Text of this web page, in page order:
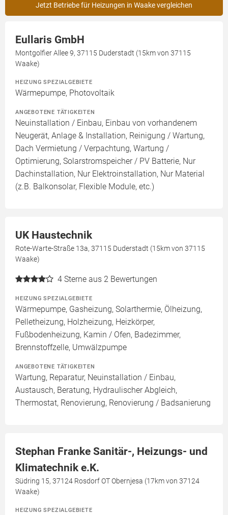
Jetzt Betriebe für Heizungen in Waake vergleichen
Eullaris GmbH
Montgolfier Allee 9, 37115 Duderstadt (15km von 37115
Waake)
HEIZUNG SPEZIALGEBIETE
Wärmepumpe, Photovoltaik
ANGEBOTENE TÄTIGKEITEN
Neuinstallation / Einbau, Einbau von vorhandenem
Neugerät, Anlage & Installation, Reinigung / Wartung,
Dach Vermietung / Verpachtung, Wartung /
Optimierung, Solarstromspeicher / PV Batterie, Nur
Dachinstallation, Nur Elektroinstallation, Nur Material
(z.B. Balkonsolar, Flexible Module, etc.)
UK Haustechnik
Rote-Warte-Straße 13a, 37115 Duderstadt (15km von 37115
Waake)
4 Sterne aus 2 Bewertungen
HEIZUNG SPEZIALGEBIETE
Wärmepumpe, Gasheizung, Solarthermie, Ölheizung,
Pelletheizung, Holzheizung, Heizkörper,
Fußbodenheizung, Kamin / Ofen, Badezimmer,
Brennstoffzelle, Umwälzpumpe
ANGEBOTENE TÄTIGKEITEN
Wartung, Reparatur, Neuinstallation / Einbau,
Austausch, Beratung, Hydraulischer Abgleich,
Thermostat, Renovierung, Renovierung / Badsanierung
Stephan Franke Sanitär-, Heizungs- und
Klimatechnik e.K.
Südring 15, 37124 Rosdorf OT Obernjesa (17km von 37124
Waake)
HEIZUNG SPEZIALGEBIETE